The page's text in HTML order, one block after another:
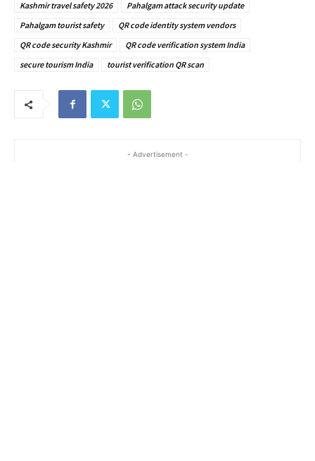
Kashmir travel safety 2026
Pahalgam attack security update
Pahalgam tourist safety
QR code identity system vendors
QR code security Kashmir
QR code verification system India
secure tourism India
tourist verification QR scan
- Advertisement -